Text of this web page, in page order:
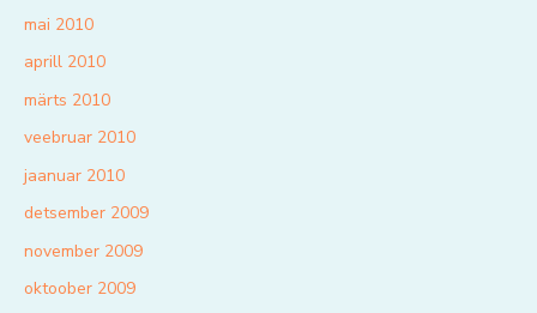
mai 2010
aprill 2010
märts 2010
veebruar 2010
jaanuar 2010
detsember 2009
november 2009
oktoober 2009